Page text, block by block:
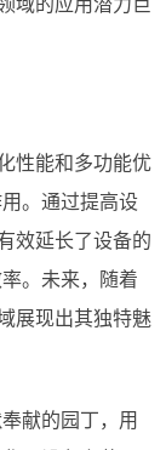
域的应用潜力巨
性能和多功能优
。通过提高设
效延长了设备的
。未来，随着
展现出其独特魅
献的园丁，用